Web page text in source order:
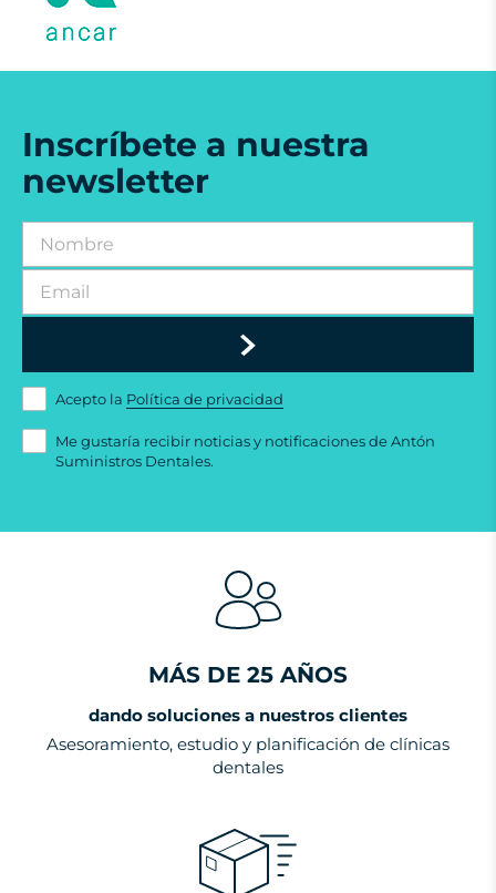
Inscríbete a nuestra
newsletter
Acepto la Política de privacidad
Me gustaría recibir noticias y notificaciones de Antón
Suministros Dentales.
MÁS DE 25 AÑOS
dando soluciones a nuestros clientes
Asesoramiento, estudio y planificación de clínicas
dentales